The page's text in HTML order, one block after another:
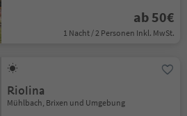
ab 50€
1 Nacht / 2 Personen Inkl. MwSt.
Riolina
Mühlbach, Brixen und Umgebung